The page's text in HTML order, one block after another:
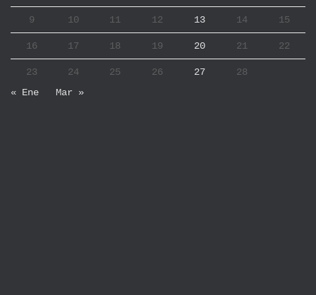
9 10 11 12 13 14 15
16 17 18 19 20 21 22
23 24 25 26 27
28
« Ene
Mar »